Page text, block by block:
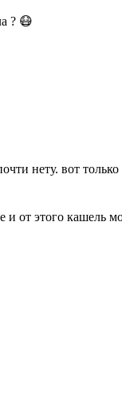
? 😷
нету. вот
и от этого кашель